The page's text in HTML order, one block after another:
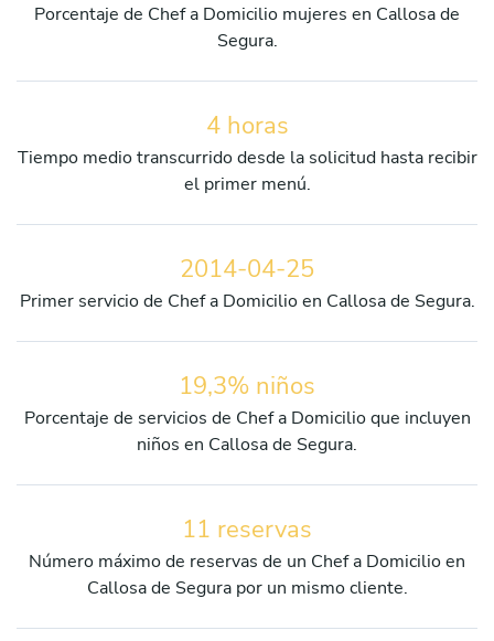
Porcentaje de Chef a Domicilio mujeres en Callosa de
Segura.
4 horas
Tiempo medio transcurrido desde la solicitud hasta recibir
el primer menú.
2014-04-25
Primer servicio de Chef a Domicilio en Callosa de Segura.
19,3% niños
Porcentaje de servicios de Chef a Domicilio que incluyen
niños en Callosa de Segura.
11 reservas
Número máximo de reservas de un Chef a Domicilio en
Callosa de Segura por un mismo cliente.